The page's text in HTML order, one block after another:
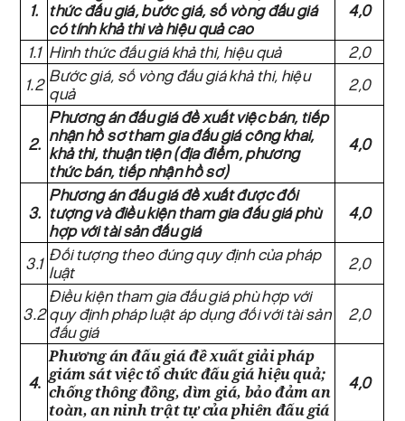
1.
thức đấu giá, bước giá, số vòng đấu giá
có tính khả thi và hiệu quả cao
4,0
1.1 Hình thức đấu giá khả thi, hiệu quả
2,0
1.2
Bước giá, số vòng đấu giá khả thi, hiệu
quả
2,0
2.
Phương án đấu giá đề xuất việc bán, tiếp
nhận hồ sơ tham gia đấu giá công khai,
khả thi, thuận tiện (địa điểm, phương
thức bán, tiếp nhận hồ sơ)
4,0
3.
Phương án đấu giá đề xuất được đối
tượng và điều kiện tham gia đấu giá phù
hợp với tài sản đấu giá
4,0
3.1
Đối tượng theo đúng quy định của pháp
luật
2,0
3.2
Điều kiện tham gia đấu giá phù hợp với
quy định pháp luật áp dụng đối với tài sản
đấu giá
2,0
4.
Phương án đấu giá đề xuất giải pháp
giám sát việc tổ chức đấu giá hiệu quả;
chống thông đồng, dìm giá, bảo đảm an
toàn, an ninh trật tự của phiên đấu giá
4,0